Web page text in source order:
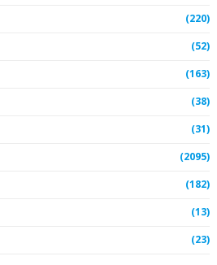
(220)
(52)
(163)
(38)
(31)
(2095)
(182)
(13)
(23)